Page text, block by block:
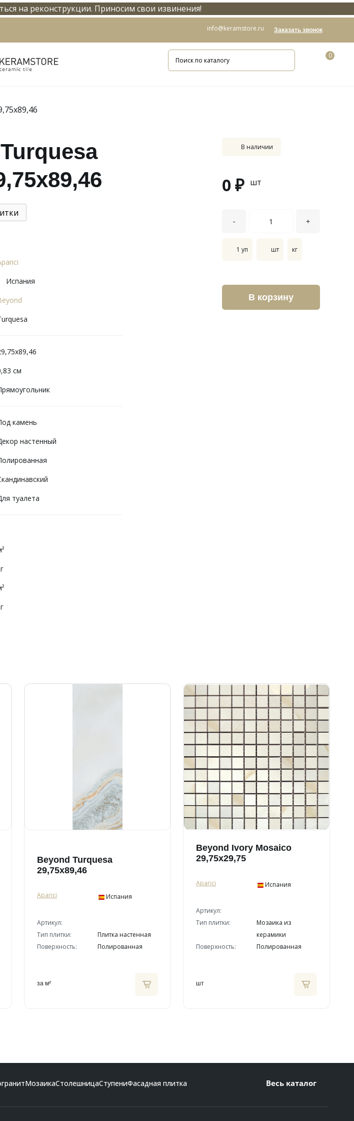
на реконструкции. Приносим свои извинения!
info@keramstore.ru Заказать звонок
0
Испания
см
камень
настенный
туалета
В наличии
0 ₽ шт
- +
1 уп шт кг
В корзину
Beyond Turquesa
29,75x89,46
Aparici Испания
Артикул:
Тип плитки:
Плитка настенная
Поверхность:
Полированная
за м²
Beyond Ivory Mosaico
29,75x29,75
Aparici Испания
Артикул:
Тип плитки:
Мозаика из
керамики
Поверхность:
Полированная
шт
МозаикаСтолешницаСтупениФасадная плитка Весь каталог